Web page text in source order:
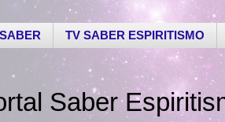
TV SABER ESPIRITISMO
Saber